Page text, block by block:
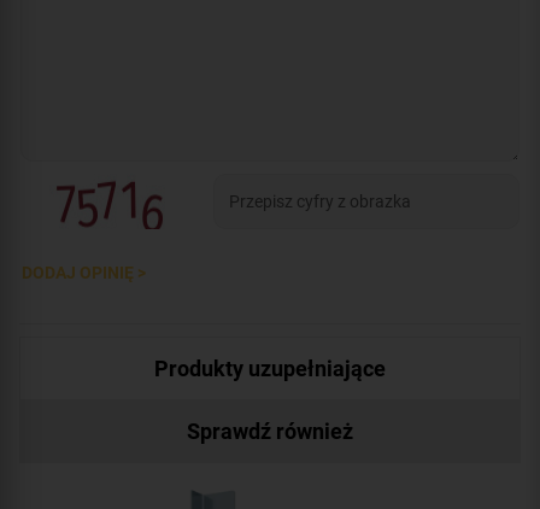
DODAJ OPINIĘ >
Produkty uzupełniające
Sprawdź również